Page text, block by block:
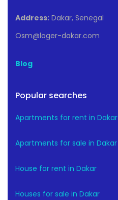
Address: Dakar, Senegal
Osm@loger-dakar.com
Blog
Popular searches
Apartments for rent in Dakar
Apartments for sale in Dakar
House for rent in Dakar
Houses for sale in Dakar